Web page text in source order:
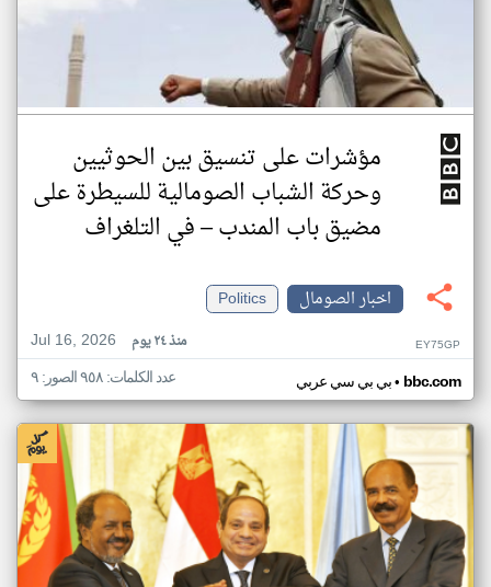
مؤشرات على تنسيق بين الحوثيين
وحركة الشباب الصومالية للسيطرة على
مضيق باب المندب – في التلغراف
اخبار الصومال
Politics
Jul 16, 2026
منذ ٢٤ يوم EY75GP
بي بي سي عربي• bbc.com عدد الكلمات: ٩٥٨ الصور: ٩